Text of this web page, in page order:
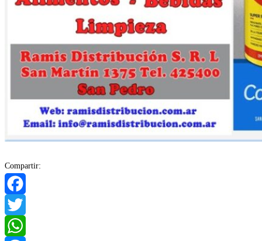
Compartir:
Facebook
Twitter